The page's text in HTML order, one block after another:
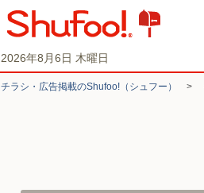
2026年8月6日 木曜日
チラシ・​広告掲載の​Shufoo!​（シュフー） >